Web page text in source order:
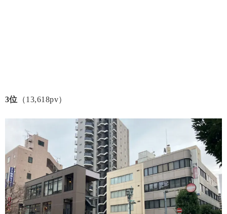
3位 （13,618pv）